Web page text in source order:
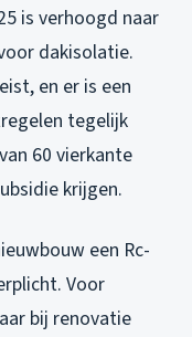
is verhoogd naar
dakisolatie.
en er is een
tegelijk
60 vierkante
krijgen.
een Rc-
Voor
bij renovatie